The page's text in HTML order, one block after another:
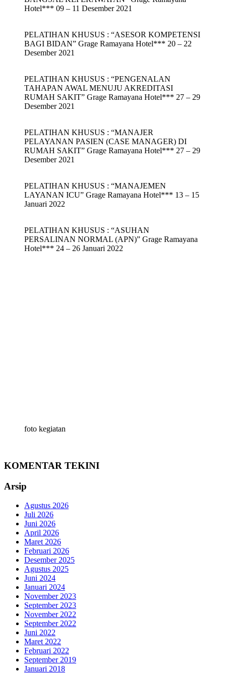
Hotel*** 09 – 11 Desember 2021
PELATIHAN KHUSUS : “ASESOR KOMPETENSI
BAGI BIDAN” Grage Ramayana Hotel*** 20 – 22
Desember 2021
PELATIHAN KHUSUS : “PENGENALAN
TAHAPAN AWAL MENUJU AKREDITASI
RUMAH SAKIT” Grage Ramayana Hotel*** 27 – 29
Desember 2021
PELATIHAN KHUSUS : “MANAJER
PELAYANAN PASIEN (CASE MANAGER) DI
RUMAH SAKIT” Grage Ramayana Hotel*** 27 – 29
Desember 2021
PELATIHAN KHUSUS : “MANAJEMEN
LAYANAN ICU” Grage Ramayana Hotel*** 13 – 15
Januari 2022
PELATIHAN KHUSUS : “ASUHAN
PERSALINAN NORMAL (APN)” Grage Ramayana
Hotel*** 24 – 26 Januari 2022
foto kegiatan
KOMENTAR TEKINI
Arsip
Agustus 2026
Juli 2026
Juni 2026
April 2026
Maret 2026
Februari 2026
Desember 2025
Agustus 2025
Juni 2024
Januari 2024
November 2023
September 2023
November 2022
September 2022
Juni 2022
Maret 2022
Februari 2022
September 2019
Januari 2018